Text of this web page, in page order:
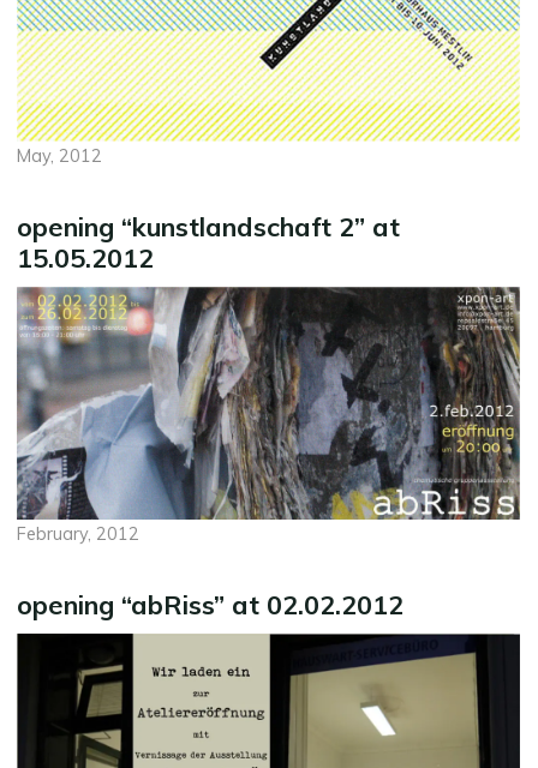
May, 2012
opening “kunstlandschaft 2” at
15.05.2012
February, 2012
opening “abRiss” at 02.02.2012